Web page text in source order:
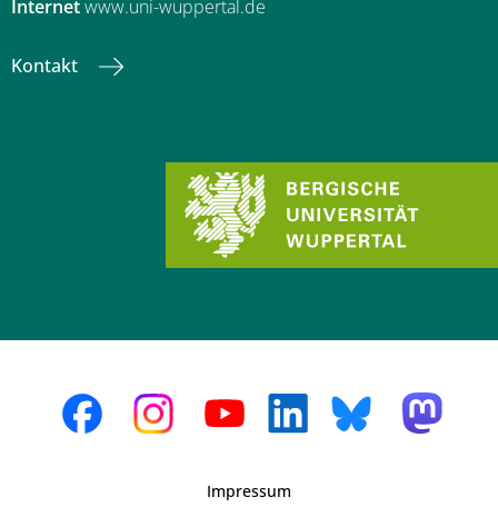
Internetwww.uni-wuppertal.de
Kontakt
Impressum